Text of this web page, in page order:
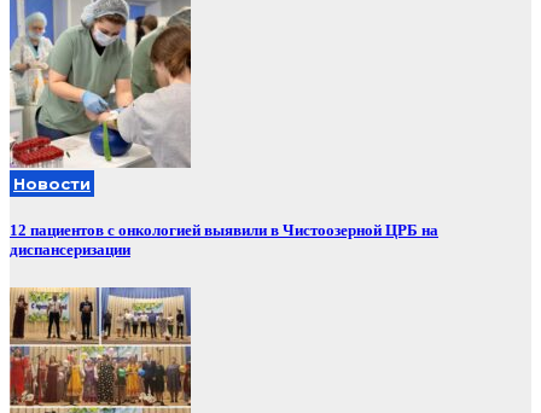
Новости
12 пациентов с онкологией выявили в Чистоозерной ЦРБ на
диспансеризации